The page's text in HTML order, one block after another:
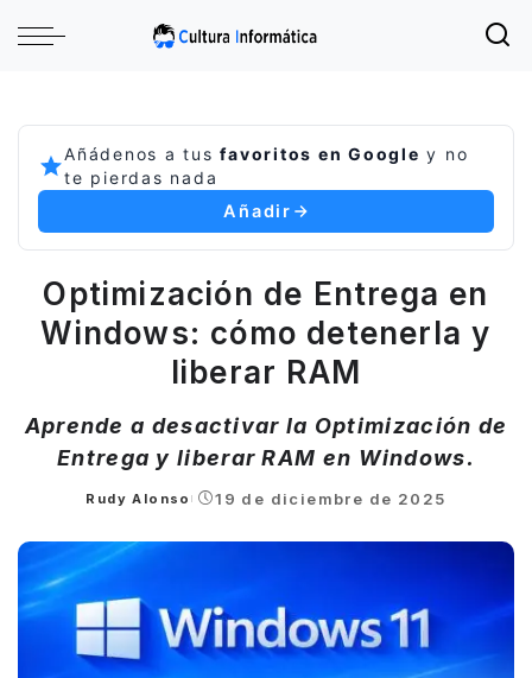
Añádenos a tusfavoritos en Google y no
te pierdas nada
Añadir
Optimización de Entrega en
Windows: cómo detenerla y
liberar RAM
Aprende a desactivar la Optimización de
Entrega y liberar RAM en Windows.
Posted
Rudy Alonso 19 de diciembre de 2025